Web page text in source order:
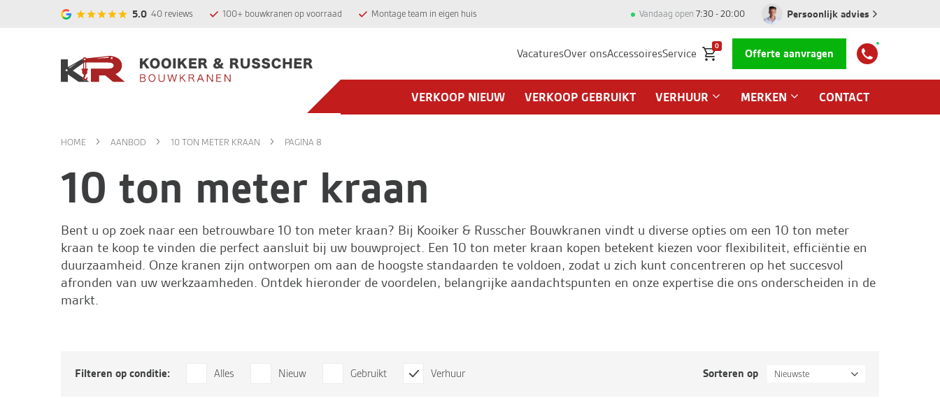
5.0 40 reviews 100+ bouwkranen op voorraad Montage team in eigen huis Vandaag open 7:30 - 20:00 Persoonlijk advies
VacaturesOver onsAccessoiresService
0
Offerte aanvragen
VERKOOP NIEUW VERKOOP GEBRUIKT VERHUUR MERKEN CONTACT
HOME AANBOD 10 TON METER KRAAN PAGINA 8
10 ton meter kraan
Bent u op zoek naar een betrouwbare 10 ton meter kraan? Bij Kooiker & Russcher Bouwkranen vindt u diverse opties om een 10 ton meter
kraan te koop te vinden die perfect aansluit bij uw bouwproject. Een 10 ton meter kraan kopen betekent kiezen voor flexibiliteit, efficiëntie en
duurzaamheid. Onze kranen zijn ontworpen om aan de hoogste standaarden te voldoen, zodat u zich kunt concentreren op het succesvol
afronden van uw werkzaamheden. Ontdek hieronder de voordelen, belangrijke aandachtspunten en onze expertise die ons onderscheiden in de
markt.
Filteren op conditie: Alles Nieuw Gebruikt Verhuur Sorteren op Nieuwste